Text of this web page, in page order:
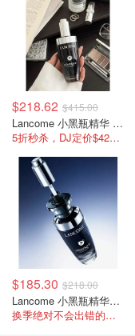
$218.62 $415.00
Lancome 小黑瓶精华 115ml
5折秒杀，DJ定价$427！
$185.30 $218.00
Lancome 小黑瓶精华液 50ml
换季绝对不会出错的选项！